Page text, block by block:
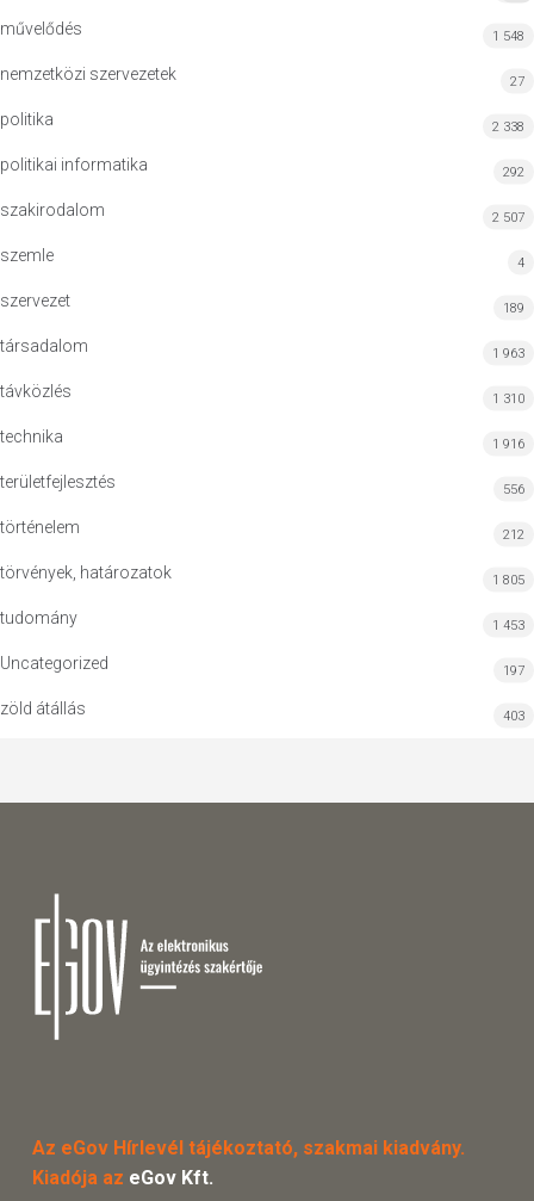
művelődés 1 548
nemzetközi szervezetek 27
politika 2 338
politikai informatika 292
szakirodalom 2 507
szemle 4
szervezet 189
társadalom 1 963
távközlés 1 310
technika 1 916
területfejlesztés 556
történelem 212
törvények, határozatok 1 805
tudomány 1 453
Uncategorized 197
zöld átállás 403
Az eGov Hírlevél tájékoztató, szakmai kiadvány.
Kiadója az eGov Kft.